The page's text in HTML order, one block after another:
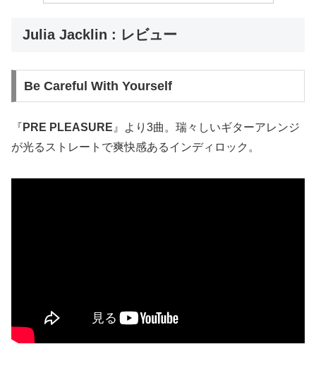
Julia Jacklin : レビュー
Be Careful With Yourself
『 PRE PLEASURE 』より3曲。瑞々しいギターアレンジ
が光るストレートで爽快感あるインディロック。